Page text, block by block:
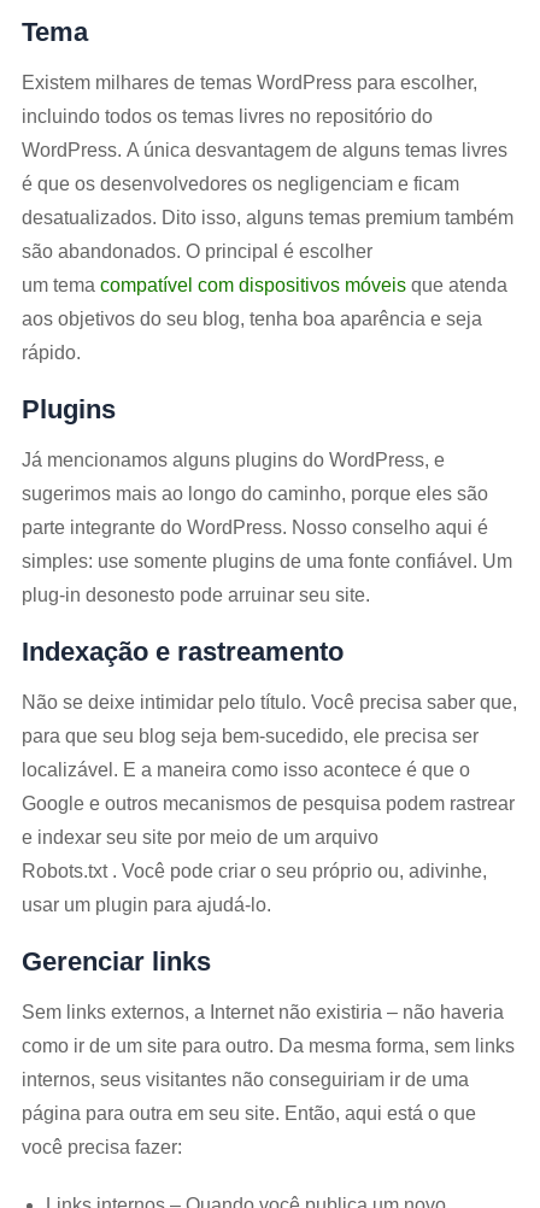
Tema
Existem milhares de temas WordPress para escolher,
incluindo todos os temas livres no repositório do
WordPress. A única desvantagem de alguns temas livres
é que os desenvolvedores os negligenciam e ficam
desatualizados. Dito isso, alguns temas premium também
são abandonados. O principal é escolher
um tema compatível com dispositivos móveis que atenda
aos objetivos do seu blog, tenha boa aparência e seja
rápido.
Plugins
Já mencionamos alguns plugins do WordPress, e
sugerimos mais ao longo do caminho, porque eles são
parte integrante do WordPress. Nosso conselho aqui é
simples: use somente plugins de uma fonte confiável. Um
plug-in desonesto pode arruinar seu site.
Indexação e rastreamento
Não se deixe intimidar pelo título. Você precisa saber que,
para que seu blog seja bem-sucedido, ele precisa ser
localizável. E a maneira como isso acontece é que o
Google e outros mecanismos de pesquisa podem rastrear
e indexar seu site por meio de um arquivo
Robots.txt . Você pode criar o seu próprio ou, adivinhe,
usar um plugin para ajudá-lo.
Gerenciar links
Sem links externos, a Internet não existiria – não haveria
como ir de um site para outro. Da mesma forma, sem links
internos, seus visitantes não conseguiriam ir de uma
página para outra em seu site. Então, aqui está o que
você precisa fazer: